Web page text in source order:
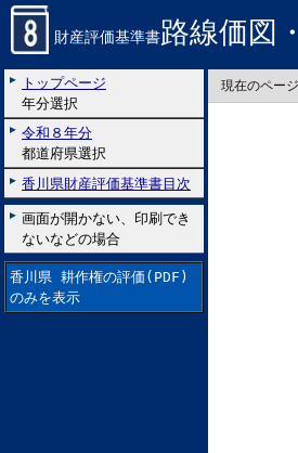
財産評価基準書路線価図
トップページ
年分選択
令和８年分
都道府県選択
香川県財産評価基準書目次
画面が開かない、印刷でき
ないなどの場合
香川県 耕作権の評価(PDF)
のみを表示
現在のペー